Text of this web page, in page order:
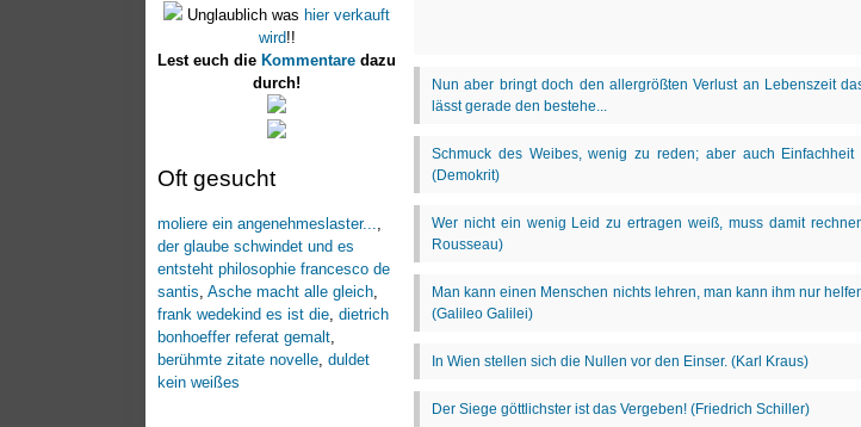
Unglaublich was hier verkauft
wird!!
Lest euch die Kommentare dazu
durch!
Oft gesucht
moliere ein angenehmeslaster...
der glaube schwindet und es
entsteht philosophie francesco de
santis Asche macht alle gleich
frank wedekind es ist die dietrich
bonhoeffer referat gemalt
berühmte zitate novelle duldet
kein weißes